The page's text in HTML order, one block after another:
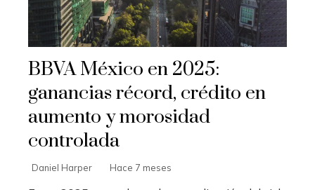
BBVA México en 2025:
ganancias récord, crédito en
aumento y morosidad
controlada
Daniel Harper Hace 7 meses